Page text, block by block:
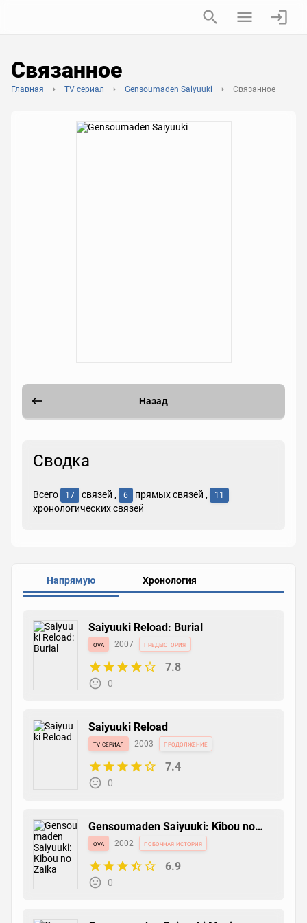
Связанное
Главная TV сериал Gensoumaden Saiyuuki Связанное
Назад
Сводка
Всего 17 связей , 6 прямых связей , 11
хронологических связей
Напрямую Хронология
Saiyuuki Reload: Burial
ova 2007 предыстория
7.8
0
Saiyuuki Reload
tv сериал 2003 продолжение
7.4
0
Gensoumaden Saiyuuki: Kibou no
Zaika
ova 2002 побочная история
6.9
0